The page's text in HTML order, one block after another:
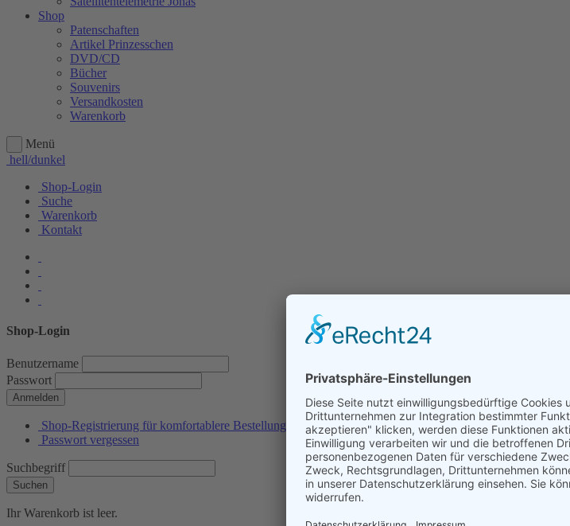
Shop
Patenschaften
Artikel Prinzesschen
DVD/CD
Bücher
Souvenirs
Versandkosten
Warenkorb
Menü
hell/dunkel
Shop-Login
Suche
Warenkorb
Kontakt
Shop-Login
Benutzername
Passwort
Anmelden
Shop-Registrierung für komfortablere Bestellungen
Passwort vergessen
Suchbegriff
Suchen
Ihr Warenkorb ist leer.